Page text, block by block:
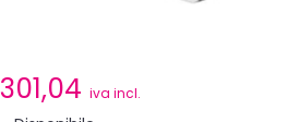
301,04 iva incl.